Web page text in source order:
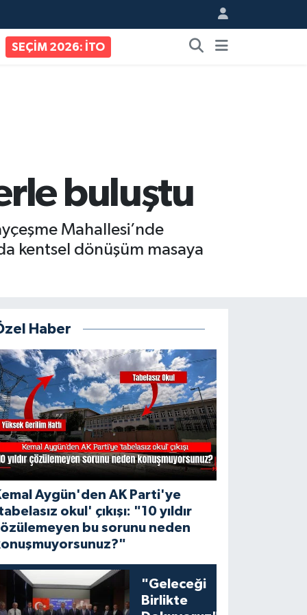
SEÇİM 2026: İTO
buluştu
Mahallesi’nde
kentsel dönüşüm masaya
Haber
Aygün'den AK Parti'ye
okul' çıkışı: "10 yıldır
bu sorunu neden
"Geleceği
Birlikte